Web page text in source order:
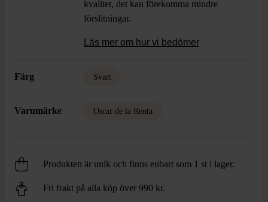
kvalitet, det kan förekomma mindre
förslitningar.
Läs mer om hur vi bedömer
Färg Svart
Varumärke Oscar de la Renta
Produkten är unik och finns enbart som 1 st i lager.
Fri frakt på alla köp över 990 kr.